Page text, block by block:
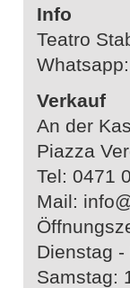
Info
Teatro
Verkauf
An der
Piazza
Tel: 0471
Mail:
Dienstag
Samstag: